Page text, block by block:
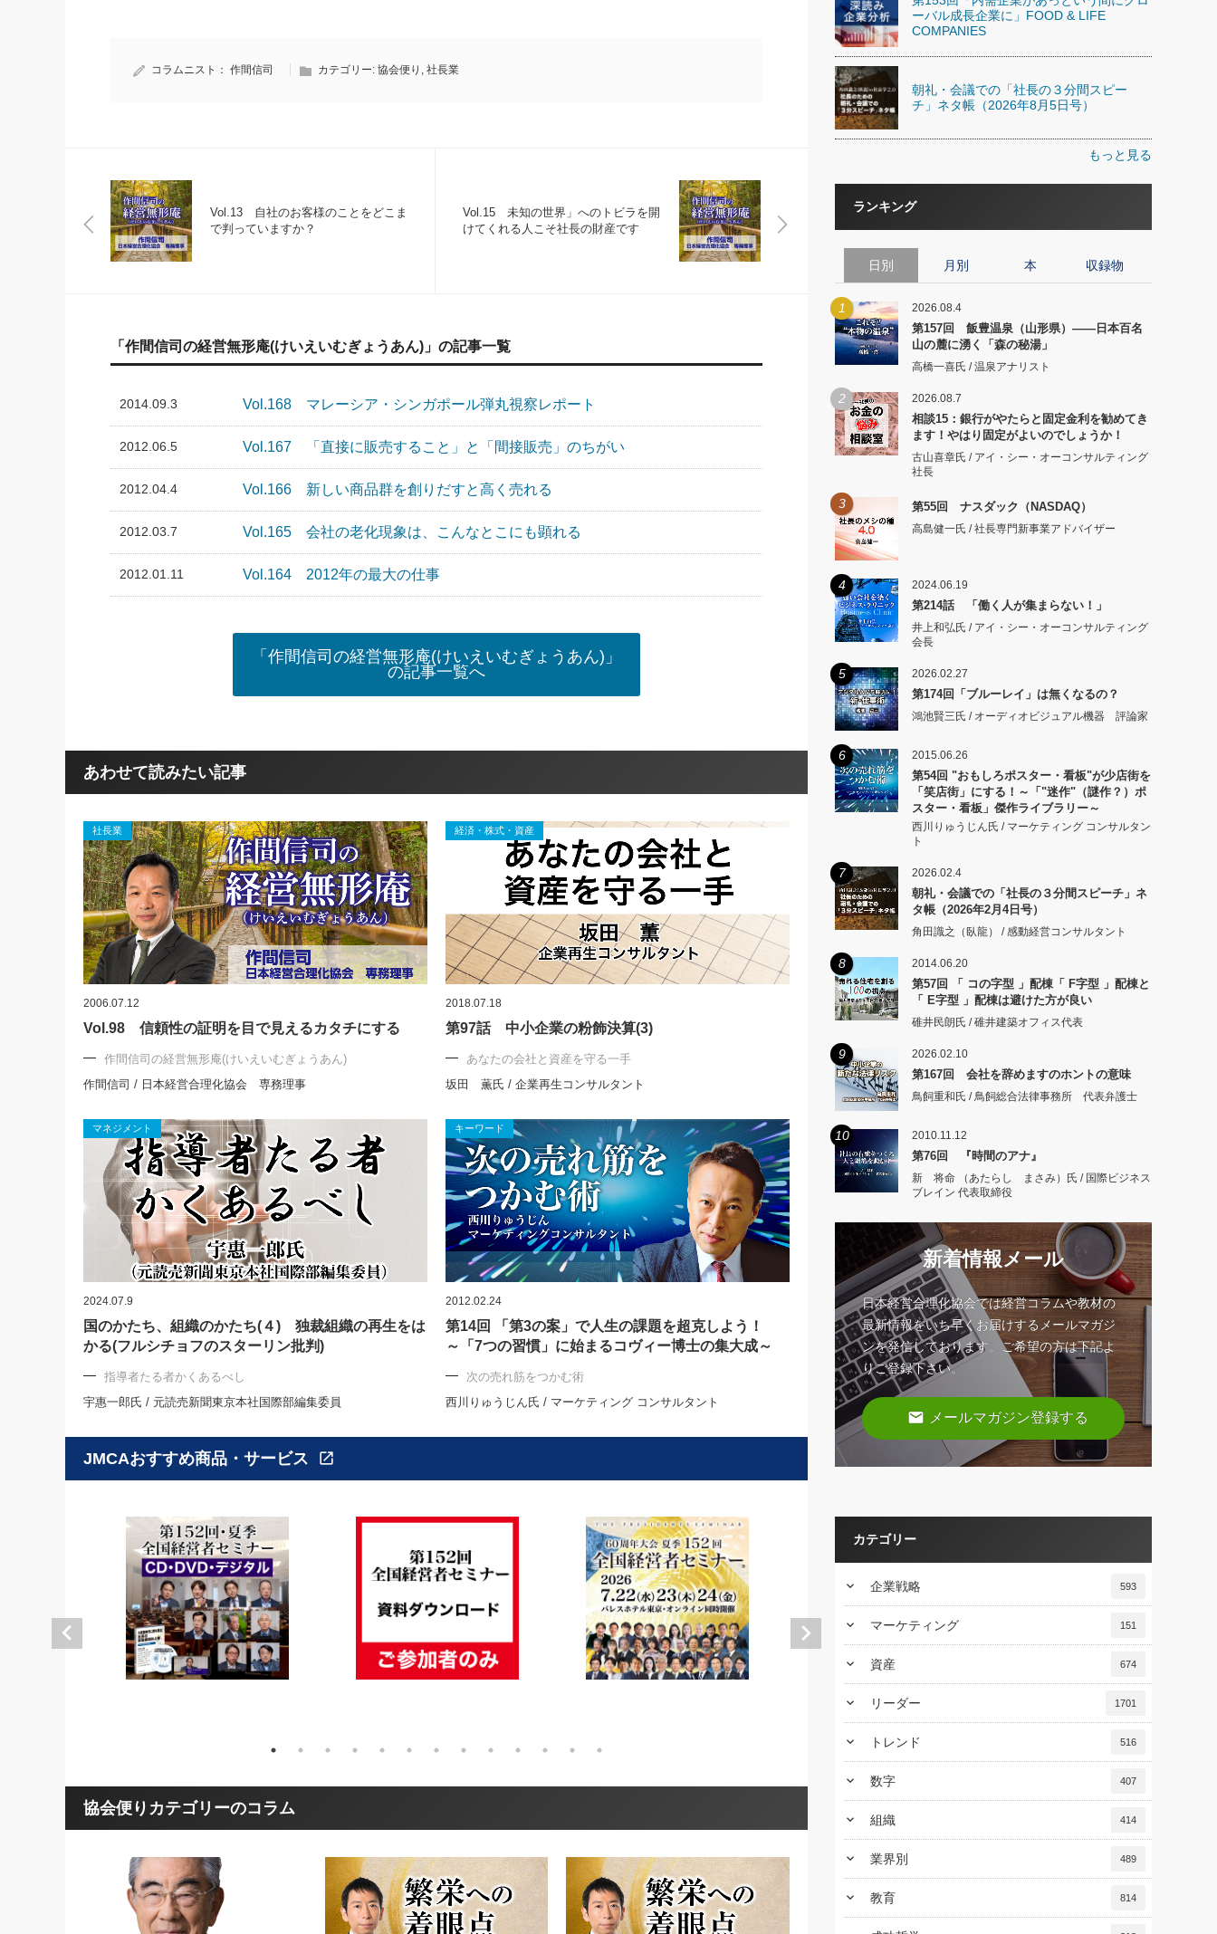
コラムニスト： 作間信司 カテゴリー: 協会便り , 社長業
Vol.13 自社のお客様のことをどこま
で判っていますか？
Vol.15 未知の世界」へのトビラを開
けてくれる人こそ社長の財産です
「作間信司の経営無形庵(けいえいむぎょうあん)」の記事一覧
2014.09.3 Vol.168 マレーシア・シンガポール弾丸視察レポート
2012.06.5 Vol.167 「直接に販売すること」と「間接販売」のちがい
2012.04.4 Vol.166 新しい商品群を創りだすと高く売れる
2012.03.7 Vol.165 会社の老化現象は、こんなとこにも顕れる
2012.01.11 Vol.164 2012年の最大の仕事
「作間信司の経営無形庵(けいえいむぎょうあん)」
の記事一覧へ
あわせて読みたい記事
社長業
2006.07.12
Vol.98 信頼性の証明を目で見えるカタチにする
作間信司の経営無形庵(けいえいむぎょうあん)
作間信司 / 日本経営合理化協会 専務理事
経済・株式・資産
2018.07.18
第97話 中小企業の粉飾決算(3)
あなたの会社と資産を守る一手
坂田 薫氏 / 企業再生コンサルタント
マネジメント
2024.07.9
国のかたち、組織のかたち(４) 独裁組織の再生をは
かる(フルシチョフのスターリン批判)
指導者たる者かくあるべし
宇惠一郎氏 / 元読売新聞東京本社国際部編集委員
キーワード
2012.02.24
第14回 「第3の案」で人生の課題を超克しよう！
～「7つの習慣」に始まるコヴィー博士の集大成～
次の売れ筋をつかむ術
西川りゅうじん氏 / マーケティング コンサルタント
JMCAおすすめ商品・サービス open_in_new
協会便りカテゴリーのコラム
ーバル成長企業に」FOOD & LIFE
COMPANIES
朝礼・会議での「社長の３分間スピー
チ」ネタ帳（2026年8月5日号）
もっと見る
ランキング
日別 月別 本 収録物
1 2026.08.4
第157回 飯豊温泉（山形県）――日本百名
山の麓に湧く「森の秘湯」
高橋一喜氏 / 温泉アナリスト
2 2026.08.7
相談15：銀行がやたらと固定金利を勧めてき
ます！やはり固定がよいのでしょうか！
古山喜章氏 / アイ・シー・オーコンサルティング
社長
3 第55回 ナスダック（NASDAQ）
高島健一氏 / 社長専門新事業アドバイザー
4 2024.06.19
第214話 「働く人が集まらない！」
井上和弘氏 / アイ・シー・オーコンサルティング
会長
5 2026.02.27
第174回「ブルーレイ」は無くなるの？
鴻池賢三氏 / オーディオビジュアル機器 評論家
6 2015.06.26
第54回 "おもしろポスター・看板"が少店街を
「笑店街」にする！～「"迷作"（謎作？）ポ
スター・看板」傑作ライブラリー～
西川りゅうじん氏 / マーケティング コンサルタン
ト
7 2026.02.4
朝礼・会議での「社長の３分間スピーチ」ネ
タ帳（2026年2月4日号）
角田識之（臥龍） / 感動経営コンサルタント
8 2014.06.20
第57回 「 コの字型 」配棟「 F字型 」配棟と
「 E字型 」配棟は避けた方が良い
碓井民朗氏 / 碓井建築オフィス代表
9 2026.02.10
第167回 会社を辞めますのホントの意味
鳥飼重和氏 / 鳥飼総合法律事務所 代表弁護士
10 2010.11.12
第76回 『時間のアナ』
新 将命 （あたらし まさみ）氏 / 国際ビジネス
ブレイン 代表取締役
新着情報メール
日本経営合理化協会では経営コラムや教材の
最新情報をいち早くお届けするメールマガジ
ンを発信しております。ご希望の方は下記よ
りご登録下さい。
email メールマガジン登録する
カテゴリー
keyboard_arrow_down 企業戦略 593
keyboard_arrow_down マーケティング 151
keyboard_arrow_down 資産 674
keyboard_arrow_down リーダー 1701
keyboard_arrow_down トレンド 516
keyboard_arrow_down 数字 407
keyboard_arrow_down 組織 414
keyboard_arrow_down 業界別 489
keyboard_arrow_down 教育 814